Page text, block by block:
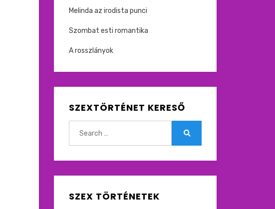
Melinda az irodista punci
Szombat esti romantika
A rosszlányok
SZEXTÖRTÉNET KERESŐ
SZEX TÖRTÉNETEK